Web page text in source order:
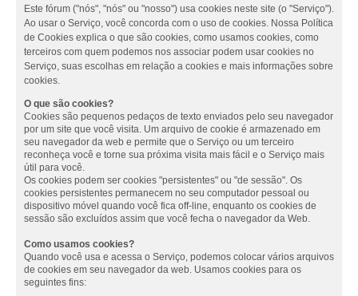
Este fórum ("nós", "nós" ou "nosso") usa cookies neste site (o "Serviço").
Ao usar o Serviço, você concorda com o uso de cookies. Nossa Política
de Cookies explica o que são cookies, como usamos cookies, como
terceiros com quem podemos nos associar podem usar cookies no
Serviço, suas escolhas em relação a cookies e mais informações sobre
cookies.
O que são cookies?
Cookies são pequenos pedaços de texto enviados pelo seu navegador
por um site que você visita. Um arquivo de cookie é armazenado em
seu navegador da web e permite que o Serviço ou um terceiro
reconheça você e torne sua próxima visita mais fácil e o Serviço mais
útil para você.
Os cookies podem ser cookies "persistentes" ou "de sessão". Os
cookies persistentes permanecem no seu computador pessoal ou
dispositivo móvel quando você fica off-line, enquanto os cookies de
sessão são excluídos assim que você fecha o navegador da Web.
Como usamos cookies?
Quando você usa e acessa o Serviço, podemos colocar vários arquivos
de cookies em seu navegador da web. Usamos cookies para os
seguintes fins: